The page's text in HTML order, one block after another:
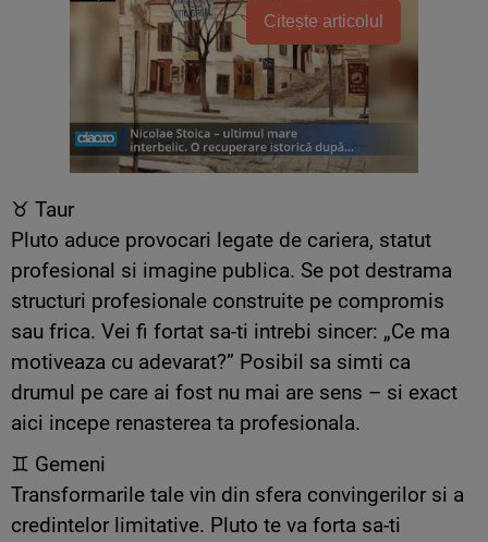
Citește articolul
♉ Taur
Pluto aduce provocari legate de cariera, statut
profesional si imagine publica. Se pot destrama
structuri profesionale construite pe compromis
sau frica. Vei fi fortat sa-ti intrebi sincer: „Ce ma
motiveaza cu adevarat?” Posibil sa simti ca
drumul pe care ai fost nu mai are sens – si exact
aici incepe renasterea ta profesionala.
♊ Gemeni
Transformarile tale vin din sfera convingerilor si a
credintelor limitative. Pluto te va forta sa-ti